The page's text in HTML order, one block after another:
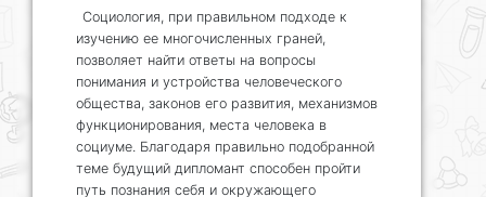
Социология, при правильном подходе к
изучению ее многочисленных граней,
позволяет найти ответы на вопросы
понимания и устройства человеческого
общества, законов его развития, механизмов
функционирования, места человека в
социуме. Благодаря правильно подобранной
теме будущий дипломант способен пройти
путь познания себя и окружающего